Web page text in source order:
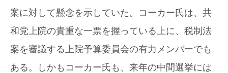
案に対して懸念を示していた。コーカー氏は、共
和党上院の貴重な一票を握っている上に、税制法
案を審議する上院予算委員会の有力メンバーでも
ある。しかもコーカー氏も、来年の中間選挙には